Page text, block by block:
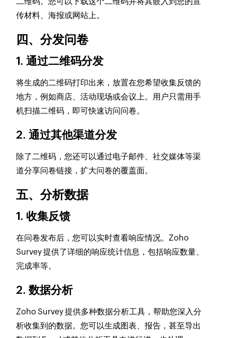
传材料、海报或网站上。
四、分发问卷
1. 通过二维码分发
将生成的二维码打印出来，放置在您希望收集反馈的
地方，例如商店、活动现场或会议上。用户只需用手
机扫描二维码，即可快速访问问卷。
2. 通过其他渠道分发
除了二维码，您还可以通过电子邮件、社交媒体等渠
道分享问卷链接，扩大问卷的覆盖面。
五、分析数据
1. 收集反馈
在问卷发布后，您可以实时查看响应情况。Zoho
Survey 提供了详细的响应统计信息，包括响应数量、
完成率等。
2. 数据分析
Zoho Survey 提供多种数据分析工具，帮助您深入分
析收集到的数据。您可以生成图表、报告，甚至导出